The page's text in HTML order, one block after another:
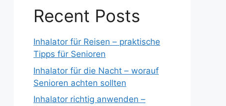
Recent Posts
Inhalator für Reisen – praktische
Tipps für Senioren
Inhalator für die Nacht – worauf
Senioren achten sollten
Inhalator richtig anwenden –